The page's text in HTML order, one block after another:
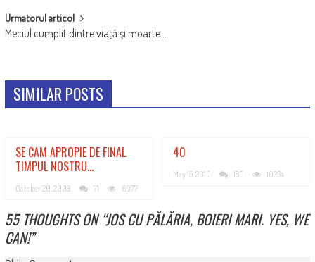
Urmatorul articol
Meciul cumplit dintre viaţă şi moarte…
SIMILAR POSTS
SE CAM APROPIE DE FINAL
TIMPUL NOSTRU…
October 20, 2009 71 6077
40
May 15, 2010 180 10234
55 THOUGHTS ON “JOS CU PĂLĂRIA, BOIERI MARI. YES, WE
CAN!”